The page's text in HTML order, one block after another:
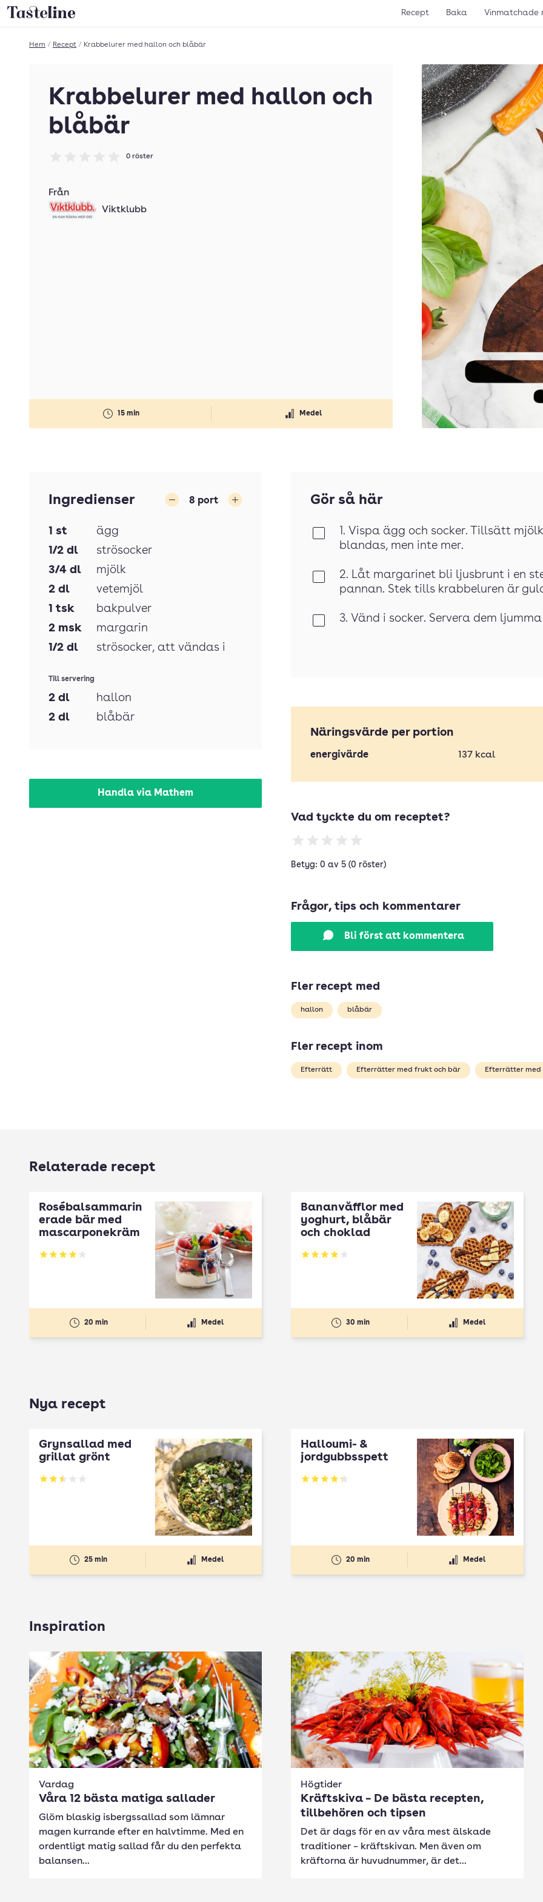
Till Tastelines startsida Recept Baka Vinmatchade
Hem / Recept / Krabbelurer med hallon och blåbär
Krabbelurer med hallon och
blåbär
0 röster
15 min Medel
Från
Viktklubb
Ingredienser 8 port
1 st
ägg
1/2 dl
strösocker
3/4 dl
mjölk
2 dl
vetemjöl
1 tsk
bakpulver
2 msk
margarin
1/2 dl strösocker, att vändas i
Till servering
2 dl
hallon
2 dl blåbär
Handla via Mathem
Gör så här
1. Vispa ägg och socker. Tillsätt
blandas, men inte mer.
2. Låt margarinet bli ljusbrunt i en
pannan. Stek tills krabbeluren är
3. Vänd i socker. Servera dem
Näringsvärde per portion
energivärde 137 kcal
Vad tyckte du om receptet?
Betyg: 0 av 5 (0 röster)
Frågor, tips och kommentarer
Bli först att kommentera
Fler recept med
hallon blåbär
Fler recept inom
Efterrätt Efterrätter med frukt och bär Efterrätter med
Relaterade recept
Rosébalsammarin
erade bär med
mascarponekräm
Betyg: 4.08 av 5
20 min Medel
Bananvåfflor med
yoghurt, blåbär
och choklad
Betyg: 4 av 5
30 min Medel
Nya recept
Grynsallad med
grillat grönt
Betyg: 2.5 av 5
25 min Medel
Halloumi- &
jordgubbsspett
Betyg: 4.3 av 5
20 min Medel
Inspiration
Vardag
Våra 12 bästa matiga sallader
Glöm blaskig isbergssallad som lämnar
magen kurrande efter en halvtimme. Med en
ordentligt matig sallad får du den perfekta
balansen...
Högtider
Kräftskiva – De bästa recepten,
tillbehören och tipsen
Det är dags för en av våra mest älskade
traditioner – kräftskivan. Men även om
kräftorna är huvudnummer, är det...